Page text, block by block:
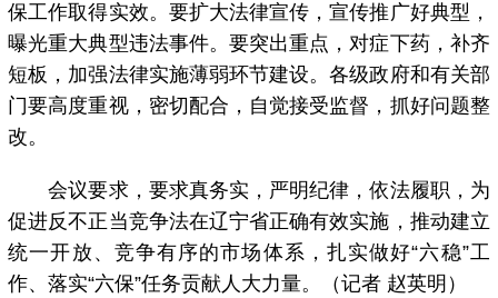
保工作取得实效。要扩大法律宣传，宣传推广好典型，
曝光重大典型违法事件。要突出重点，对症下药，补齐
短板，加强法律实施薄弱环节建设。各级政府和有关部
门要高度重视，密切配合，自觉接受监督，抓好问题整
改。
会议要求，要求真务实，严明纪律，依法履职，为
促进反不正当竞争法在辽宁省正确有效实施，推动建立
统一开放、竞争有序的市场体系，扎实做好“六稳”工
作、落实“六保”任务贡献人大力量。（记者 赵英明）